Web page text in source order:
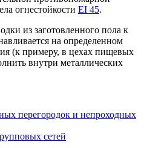
огнестойкости EI 45.
из заготовленного пола к
на определенном
(к примеру, в цехах пищевых
внутри металлических
перегородок и непроходных
сетей